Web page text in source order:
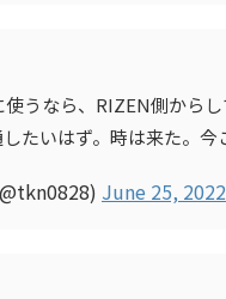
うなら、RIZEN側から
たいはず。時は来た。今
June 25, 2022